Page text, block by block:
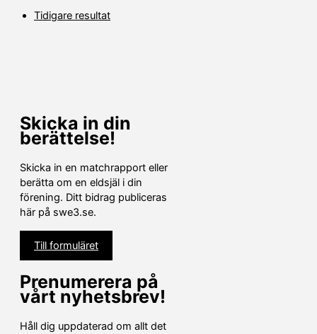
Tidigare resultat
Skicka in din
berättelse!
Skicka in en matchrapport eller
berätta om en eldsjäl i din
förening. Ditt bidrag publiceras
här på swe3.se.
Till formuläret
Prenumerera på
vårt nyhetsbrev!
Håll dig uppdaterad om allt det